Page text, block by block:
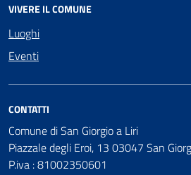
VIVERE IL COMUNE
Luoghi
Eventi
CONTATTI
Comune di San Giorgio a Liri
Piazzale degli Eroi, 13 03047 San
P.iva : 81002350601